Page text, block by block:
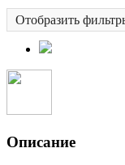
Отобразить
Описание